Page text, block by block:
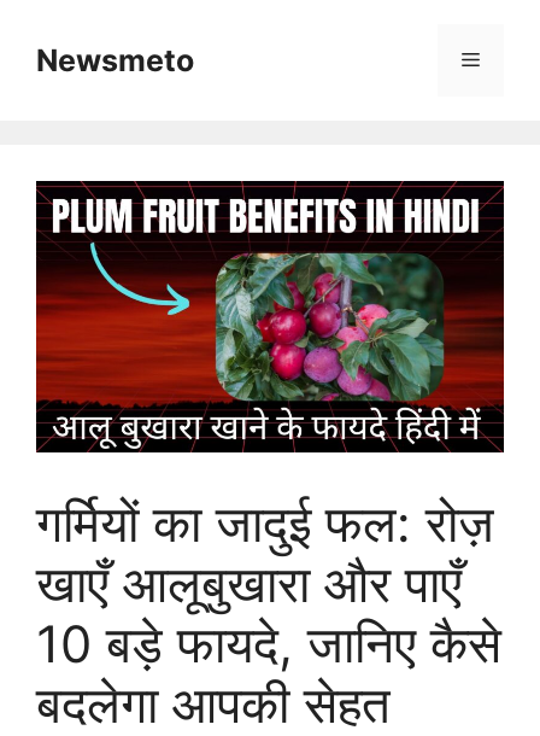
contentNewsmeto Menu
गर्मियों का जादुई फल: रोज़
खाएँ आलूबुखारा और पाएँ
10 बड़े फायदे, जानिए कैसे
बदलेगा आपकी सेहत